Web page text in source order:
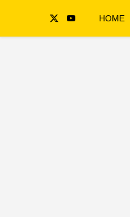
HOME